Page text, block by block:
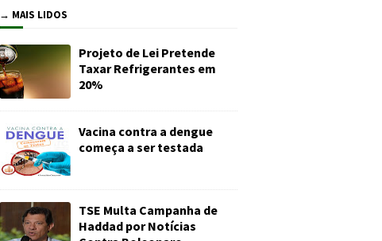
→ MAIS LIDOS
Projeto de Lei Pretende
Taxar Refrigerantes em
20%
Vacina contra a dengue
começa a ser testada
TSE Multa Campanha de
Haddad por Notícias